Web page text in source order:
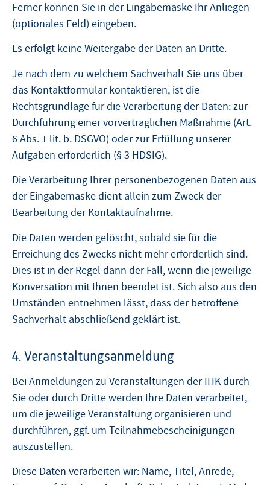
Ferner können Sie in der Eingabemaske Ihr Anliegen
(optionales Feld) eingeben.
Es erfolgt keine Weitergabe der Daten an Dritte.
Je nach dem zu welchem Sachverhalt Sie uns über
das Kontaktformular kontaktieren, ist die
Rechtsgrundlage für die Verarbeitung der Daten: zur
Durchführung einer vorvertraglichen Maßnahme (Art.
6 Abs. 1 lit. b. DSGVO) oder zur Erfüllung unserer
Aufgaben erforderlich (§ 3 HDSIG).
Die Verarbeitung Ihrer personenbezogenen Daten aus
der Eingabemaske dient allein zum Zweck der
Bearbeitung der Kontaktaufnahme.
Die Daten werden gelöscht, sobald sie für die
Erreichung des Zwecks nicht mehr erforderlich sind.
Dies ist in der Regel dann der Fall, wenn die jeweilige
Konversation mit Ihnen beendet ist. Sich also aus den
Umständen entnehmen lässt, dass der betroffene
Sachverhalt abschließend geklärt ist.
4. Veranstaltungsanmeldung
Bei Anmeldungen zu Veranstaltungen der IHK durch
Sie oder durch Dritte werden Ihre Daten verarbeitet,
um die jeweilige Veranstaltung organisieren und
durchführen, ggf. um Teilnahmebescheinigungen
auszustellen.
Diese Daten verarbeiten wir: Name, Titel, Anrede,